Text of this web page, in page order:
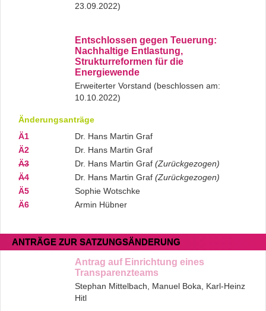
23.09.2022)
Entschlossen gegen Teuerung:
Nachhaltige Entlastung,
Strukturreformen für die
Energiewende
Erweiterter Vorstand (beschlossen am:
10.10.2022)
Änderungsanträge
Ä1
Dr. Hans Martin Graf
Ä2
Dr. Hans Martin Graf
Ä3
Dr. Hans Martin Graf (Zurückgezogen)
Ä4
Dr. Hans Martin Graf (Zurückgezogen)
Ä5
Sophie Wotschke
Ä6
Armin Hübner
ANTRÄGE ZUR SATZUNGSÄNDERUNG
Antrag auf Einrichtung eines
Transparenzteams
Stephan Mittelbach, Manuel Boka, Karl-Heinz
Hitl